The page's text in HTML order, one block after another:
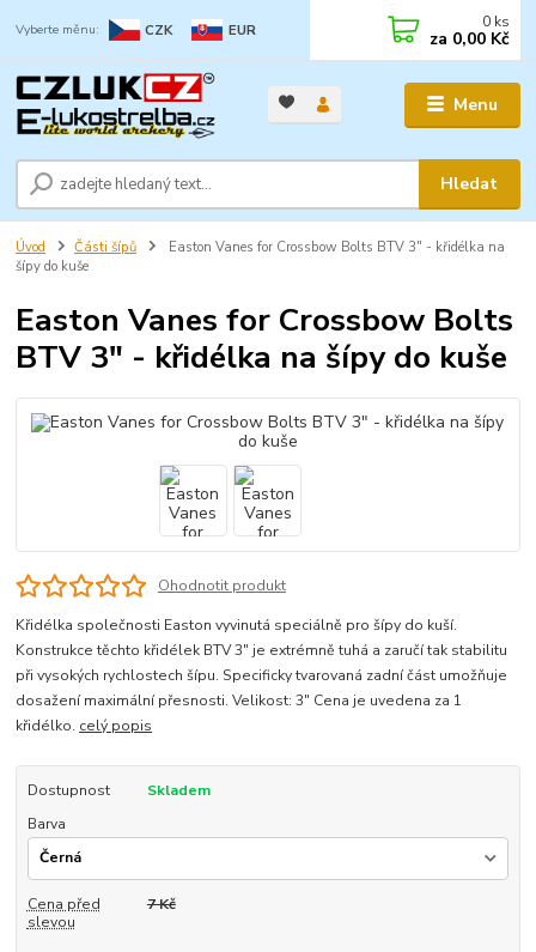
Menu
CZK EUR
Hledat
0 ks
za 0,00 Kč
Úvod Části šípů
Easton Vanes for Crossbow Bolts BTV 3" - křidélka na
šípy do kuše
Easton Vanes for Crossbow Bolts
BTV 3" - křidélka na šípy do kuše
Ohodnotit produkt
Křidélka společnosti Easton vyvinutá speciálně pro šípy do kuší.
Konstrukce těchto křidélek BTV 3" je extrémně tuhá a zaručí tak stabilitu
při vysokých rychlostech šípu. Specificky tvarovaná zadní část umožňuje
dosažení maximální přesnosti. Velikost: 3" Cena je uvedena za 1
křidélko. celý popis
Dostupnost
Skladem
Barva
Cena před
slevou
7 Kč